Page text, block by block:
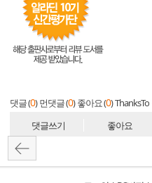
댓글 (0) 먼댓글 (0) 좋아요 (0)ThanksTo
댓글쓰기 좋아요